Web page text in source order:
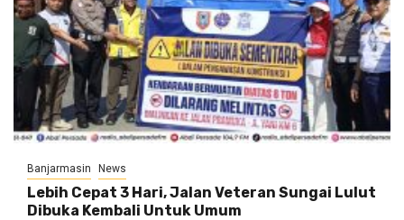
Banjarmasin News
Lebih Cepat 3 Hari, Jalan Veteran Sungai Lulut
Dibuka Kembali Untuk Umum